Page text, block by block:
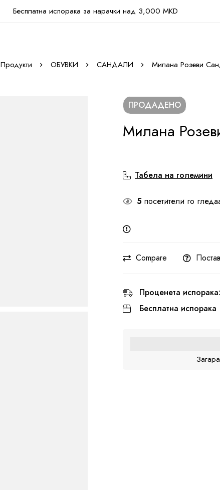
Бесплатна испорака за нарачки над 3,000 MKD
Продукти ОБУВКИ САНДАЛИ Милана Розеви
ПРОДАДЕНО
Милана
Табела на големини
5 посетители го
Compare
Проценета испорака:
Бесплатна испорака